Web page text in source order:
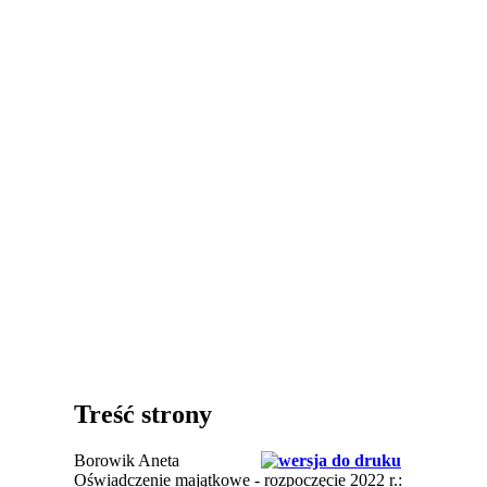
Treść strony
Borowik Aneta
Oświadczenie majątkowe - rozpoczęcie 2022 r.: